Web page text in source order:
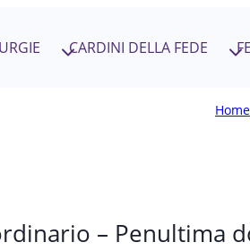
CARDINI DELLA FEDE
Home
– Penultima